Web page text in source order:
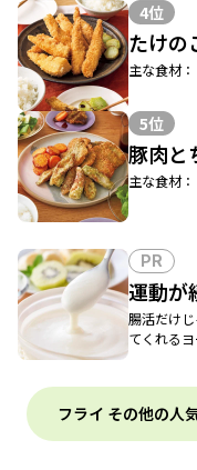
4位
たけの
主な食材
5位
豚肉と
主な食材
PR
運動が
腸活だけ
てくれる
フライ その他の人